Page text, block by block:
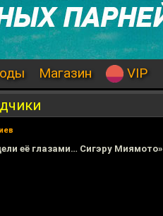
Магазин VIP
её глазами… Сигэру Миямото»